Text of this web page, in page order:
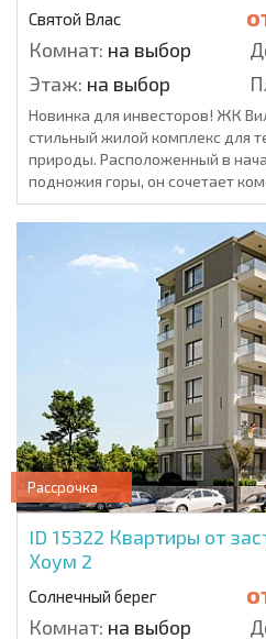
Святой Влас
Комнат: на выбор
Этаж: на выбор
Новинка для инвесторов! ЖК
стильный жилой комплекс для
природы. Расположенный в
подножия горы, он сочетает
Рассрочка
ID 15322 Квартиры от
Хоум 2
Солнечный берег
Комнат: на выбор